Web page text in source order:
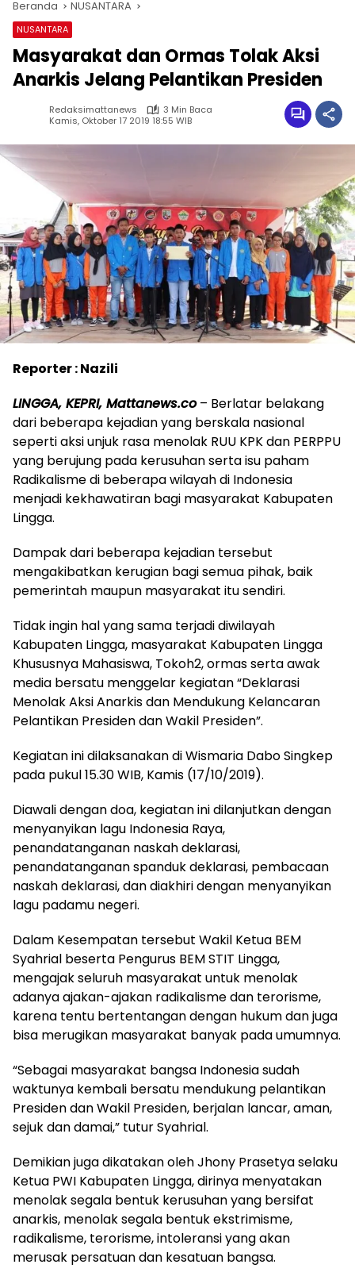
Beranda NUSANTARA
NUSANTARA
Masyarakat dan Ormas Tolak Aksi
Anarkis Jelang Pelantikan Presiden
Redaksimattanews
3 Min Baca
Kamis, Oktober 17 2019 18:55 WIB
Reporter : Nazili
LINGGA, KEPRI, Mattanews.co– Berlatar belakang
dari beberapa kejadian yang berskala nasional
seperti aksi unjuk rasa menolak RUU KPK dan PERPPU
yang berujung pada kerusuhan serta isu paham
Radikalisme di beberapa wilayah di Indonesia
menjadi kekhawatiran bagi masyarakat Kabupaten
Lingga.
Dampak dari beberapa kejadian tersebut
mengakibatkan kerugian bagi semua pihak, baik
pemerintah maupun masyarakat itu sendiri.
Tidak ingin hal yang sama terjadi diwilayah
Kabupaten Lingga, masyarakat Kabupaten Lingga
Khususnya Mahasiswa, Tokoh2, ormas serta awak
media bersatu menggelar kegiatan “Deklarasi
Menolak Aksi Anarkis dan Mendukung Kelancaran
Pelantikan Presiden dan Wakil Presiden”.
Kegiatan ini dilaksanakan di Wismaria Dabo Singkep
pada pukul 15.30 WIB, Kamis (17/10/2019).
Diawali dengan doa, kegiatan ini dilanjutkan dengan
menyanyikan lagu Indonesia Raya,
penandatanganan naskah deklarasi,
penandatanganan spanduk deklarasi, pembacaan
naskah deklarasi, dan diakhiri dengan menyanyikan
lagu padamu negeri.
Dalam Kesempatan tersebut Wakil Ketua BEM
Syahrial beserta Pengurus BEM STIT Lingga,
mengajak seluruh masyarakat untuk menolak
adanya ajakan-ajakan radikalisme dan terorisme,
karena tentu bertentangan dengan hukum dan juga
bisa merugikan masyarakat banyak pada umumnya.
“Sebagai masyarakat bangsa Indonesia sudah
waktunya kembali bersatu mendukung pelantikan
Presiden dan Wakil Presiden, berjalan lancar, aman,
sejuk dan damai,” tutur Syahrial.
Demikian juga dikatakan oleh Jhony Prasetya selaku
Ketua PWI Kabupaten Lingga, dirinya menyatakan
menolak segala bentuk kerusuhan yang bersifat
anarkis, menolak segala bentuk ekstrimisme,
radikalisme, terorisme, intoleransi yang akan
merusak persatuan dan kesatuan bangsa.